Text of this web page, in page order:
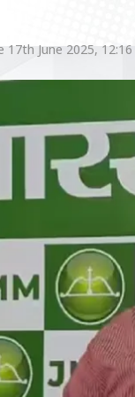
17th June 2025,